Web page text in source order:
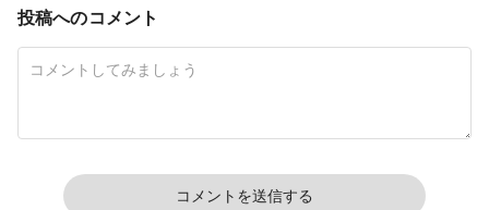
投稿へのコメント
コメントを送信する